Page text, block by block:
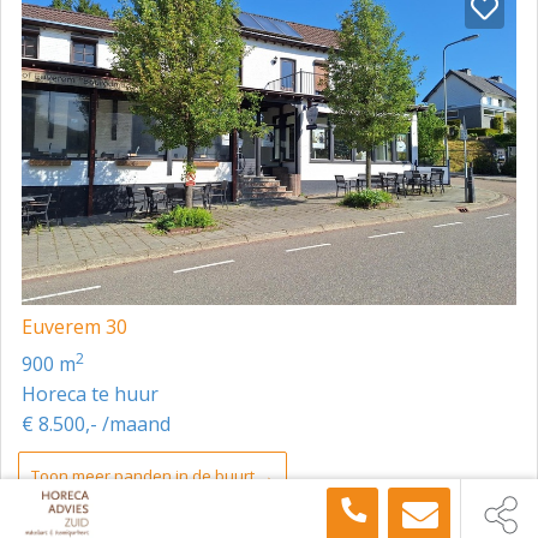
Euverem 30
900 m2
Horeca te huur
€ 8.500,- /maand
Toon meer panden in de buurt →